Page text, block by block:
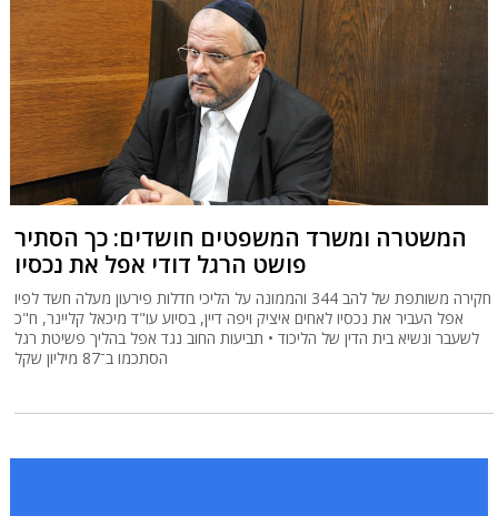
המשטרה ומשרד המשפטים חושדים: כך הסתיר
פושט הרגל דודי אפל את נכסיו
חקירה משותפת של להב 344 והממונה על הליכי חדלות פירעון מעלה חשד לפיו
אפל העביר את נכסיו לאחים איציק ויפה דיין, בסיוע עו"ד מיכאל קליינר, ח"כ
לשעבר ונשיא בית הדין של הליכוד • תביעות החוב נגד אפל בהליך פשיטת רגל
הסתכמו ב־87 מיליון שקל